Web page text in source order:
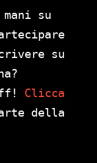
su
su
Clicca
della